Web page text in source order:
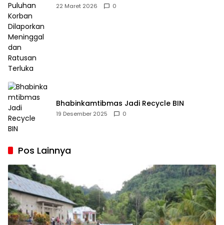
Dilaporkan Meninggal dan Ratusan Terluka
22 Maret 2026 0
Bhabinkamtibmas Jadi Recycle BIN
19 Desember 2025 0
Pos Lainnya